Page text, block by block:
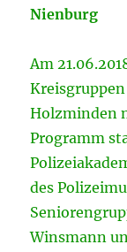
Nienburg
Am
Holzminden
Programm
des
Winsmann